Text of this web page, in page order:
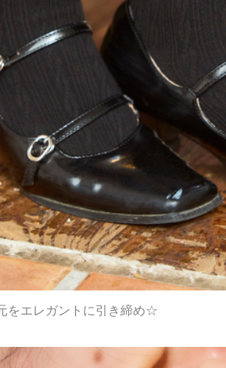
をエレガントに引き締め☆